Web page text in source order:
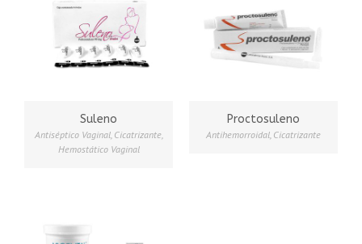
Suleno
Antiséptico Vaginal, Cicatrizante,
Hemostático Vaginal
Proctosuleno
Antihemorroidal Cicatrizante